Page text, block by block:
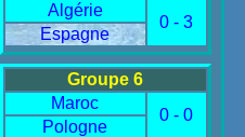
Algérie
0 - 3
Espagne
Groupe 6
Maroc
0 - 0
Pologne